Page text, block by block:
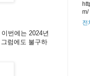
번에는 2024년
럼에도 불구하
m/
전